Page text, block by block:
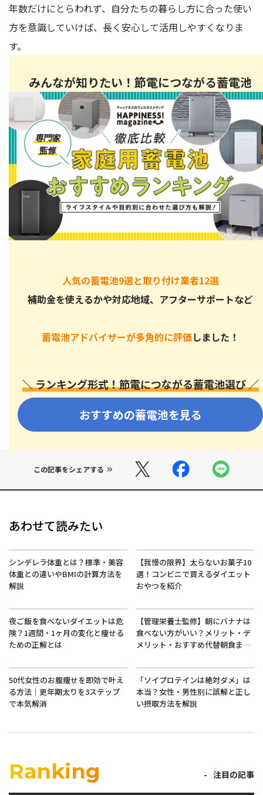
年数だけにとらわれず、自分たちの暮らし方に合った使い
方を意識していけば、長く安心して活用しやすくなりま
す。
みんなが知りたい！節電につながる蓄電池
人気の蓄電池9選と取り付け業者12選
補助金を使えるかや対応地域、アフターサポートなど
蓄電池アドバイザーが多角的に評価しました！
＼ ランキング形式！節電につながる蓄電池選び ／
おすすめの蓄電池を見る
この記事をシェアする
あわせて読みたい
シンデレラ体重とは？標準・美容
体重との違いやBMIの計算方法を
解説
【我慢の限界】太らないお菓子10
選！コンビニで買えるダイエット
おやつを紹介
夜ご飯を食べないダイエットは危
険？1週間・1ヶ月の変化と痩せる
ための正解とは
【管理栄養士監修】朝にバナナは
食べない方がいい？メリット・デ
メリット・おすすめ代替朝食まで
50代女性のお腹痩せを即効で叶え
る方法｜更年期太りを3ステップ
で本気解消
「ソイプロテインは絶対ダメ」は
本当？女性・男性別に誤解と正し
い摂取方法を解説
Ranking 注目の記事